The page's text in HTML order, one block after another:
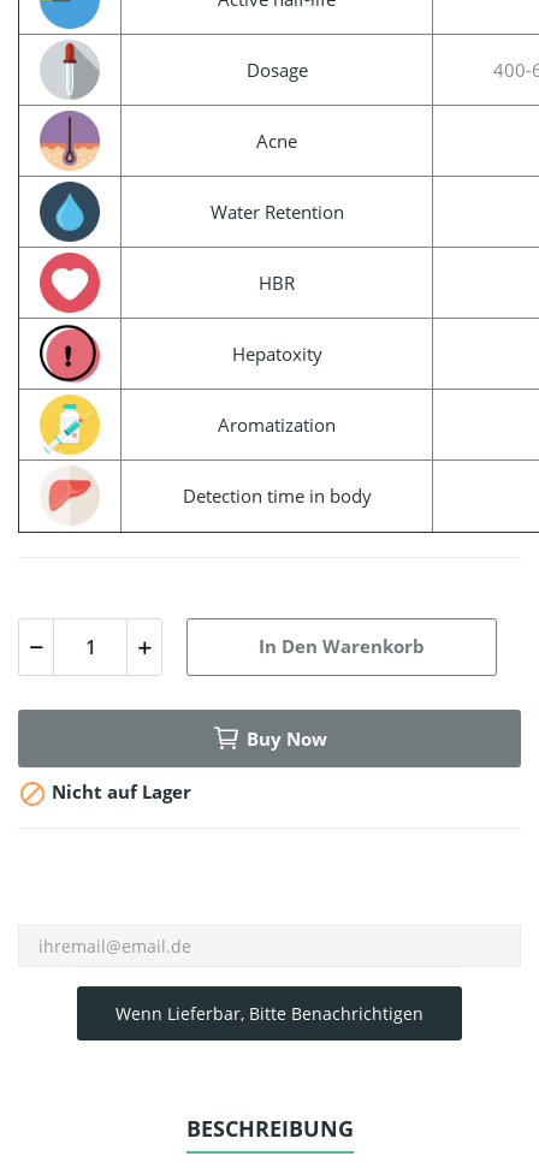
Dosage 400-
Acne
Water Retention
HBR
Hepatoxity
Aromatization
Detection time in body
In Den Warenkorb
Buy Now
 Nicht auf Lager
Wenn Lieferbar, Bitte Benachrichtigen
BESCHREIBUNG